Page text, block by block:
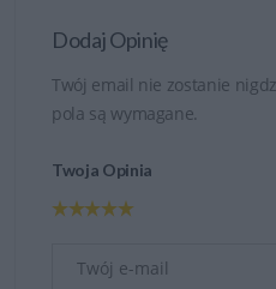
Dodaj Opinię
Twój email nie zostanie
pola są wymagane.
Twoja Opinia